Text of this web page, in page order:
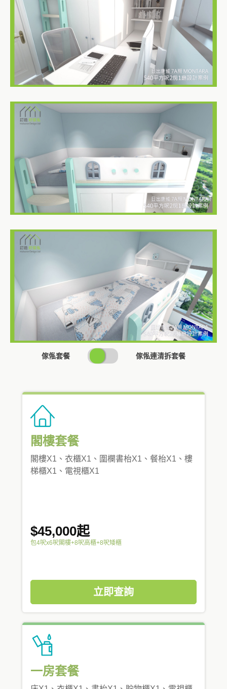
傢俬套餐
SWITCH
PRICING
傢俬連清拆套餐
閣樓套餐
閣樓X1、衣櫃X1、圍欄書枱X1、餐枱X1、樓
梯櫃X1、電視櫃X1
$45,000起
包4呎x6呎閣樓+8呎高櫃+8呎矮櫃
立即查詢
一房套餐